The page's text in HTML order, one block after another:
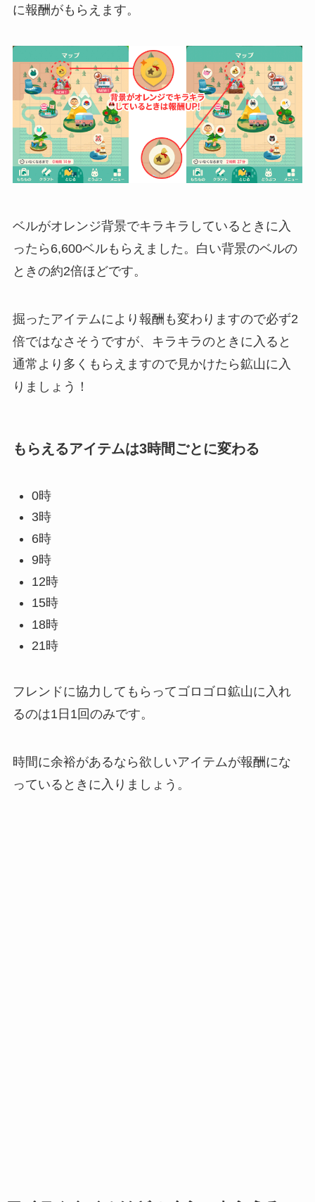
に報酬がもらえます。
ベルがオレンジ背景でキラキラしているときに入
ったら6,600ベルもらえました。白い背景のベルの
ときの約2倍ほどです。
掘ったアイテムにより報酬も変わりますので必ず2
倍ではなさそうですが、キラキラのときに入ると
通常より多くもらえますので見かけたら鉱山に入
りましょう！
もらえるアイテムは3時間ごとに変わる
0時
3時
6時
9時
12時
15時
18時
21時
フレンドに協力してもらってゴロゴロ鉱山に入れ
るのは1日1回のみです。
時間に余裕があるなら欲しいアイテムが報酬にな
っているときに入りましょう。